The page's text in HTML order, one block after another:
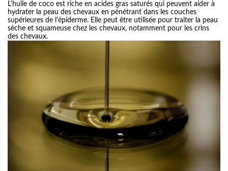
L'huile de coco est riche en acides gras saturés qui peuvent aider à
hydrater la peau des chevaux en pénétrant dans les couches
supérieures de l'épiderme. Elle peut être utilisée pour traiter la peau
sèche et squameuse chez les chevaux, notamment pour les crins
des chevaux.